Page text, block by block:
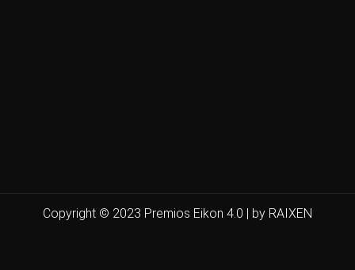
Copyright © 2023 Premios Eikon 4.0 | by RAIXEN